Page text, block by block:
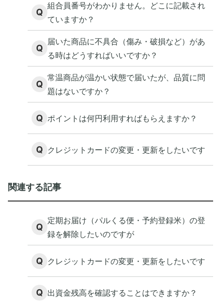
Q
組合員番号がわかりません。どこに記載され
ていますか？
Q
届いた商品に不具合（傷み・破損など）があ
る時はどうすればいいですか？
Q
常温商品が温かい状態で届いたが、品質に問
題はないですか？
Q ポイントは何円利用すればもらえますか？
Q クレジットカードの変更・更新をしたいです
関連する記事
Q
定期お届け（パルくる便・予約登録米）の登
録を解除したいのですが
Q クレジットカードの変更・更新をしたいです
Q 出資金残高を確認することはできますか？